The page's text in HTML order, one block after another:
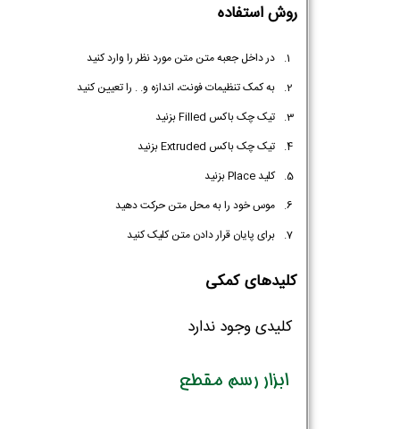
روش استفاده
در داخل جعبه متن متن مورد نظر را وارد کنید
به کمک تنظیمات فونت، اندازه و. . را تعیین کنید
تیک چک باکس Filled بزنید
تیک چک باکس Extruded بزنید
کلید Place بزنید
موس خود را به محل متن حرکت دهید
برای پایان قرار دادن متن کلیک کنید
کلید‌های کمکی
کلیدی وجود ندارد
ابزار رسم مقطع
نام و نام خانوادگی : *
*